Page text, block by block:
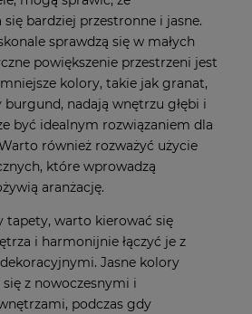
bardziej przestronne i jasne.
sprawdzą się w małych
powiększenie przestrzeni jest
kolory, takie jak granat,
nadają wnętrzu głębi i
być idealnym rozwiązaniem dla
również rozważyć użycie
które wprowadzą
aranżację.
tapety, warto kierować się
i harmonijnie łączyć je z
Jasne kolory
z nowoczesnymi i
podczas gdy